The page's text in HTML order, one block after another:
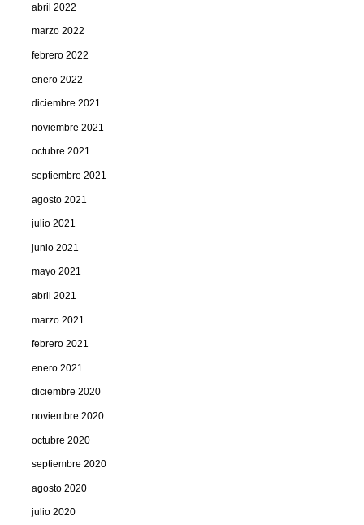
abril 2022
marzo 2022
febrero 2022
enero 2022
diciembre 2021
noviembre 2021
octubre 2021
septiembre 2021
agosto 2021
julio 2021
junio 2021
mayo 2021
abril 2021
marzo 2021
febrero 2021
enero 2021
diciembre 2020
noviembre 2020
octubre 2020
septiembre 2020
agosto 2020
julio 2020